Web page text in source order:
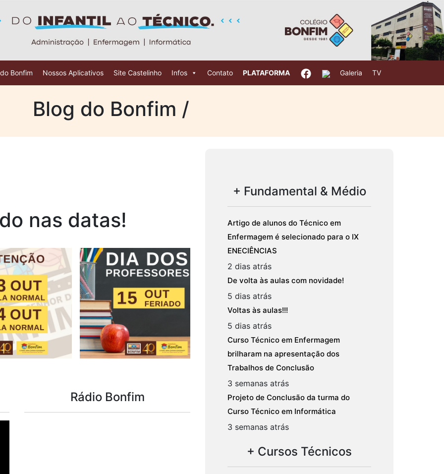
Bonfim Nossos Aplicativos Site Castelinho Infos Contato PLATAFORMA Galeria TV
Blog do Bonfim /
nas datas!
Rádio Bonfim
+ Fundamental & Médio
Artigo de alunos do Técnico em
Enfermagem é selecionado para o IX
ENECIÊNCIAS
2 dias atrás
De volta às aulas com novidade!
5 dias atrás
Voltas às aulas!!!
5 dias atrás
Curso Técnico em Enfermagem
brilharam na apresentação dos
Trabalhos de Conclusão
3 semanas atrás
Projeto de Conclusão da turma do
Curso Técnico em Informática
3 semanas atrás
+ Cursos Técnicos